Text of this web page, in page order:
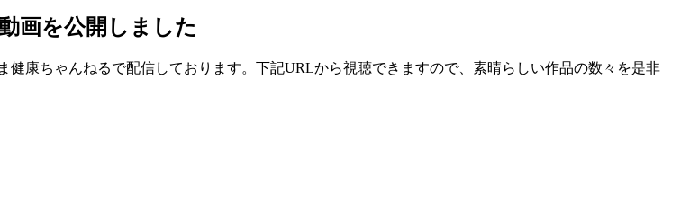
画を公開しました
康ちゃんねるで配信しております。下記URLから視聴できますので、素晴らしい作品の数々を是非